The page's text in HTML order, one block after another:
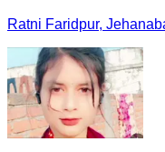
Ratni Faridpur,